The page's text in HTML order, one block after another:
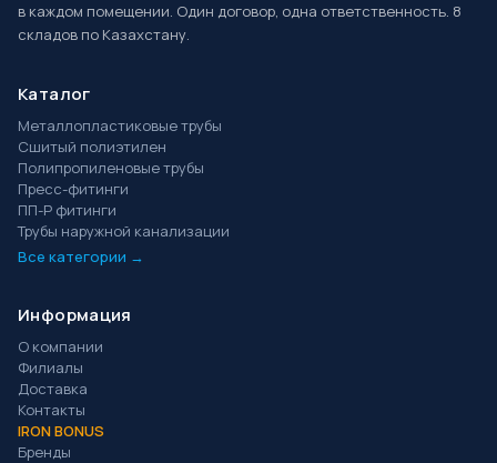
в каждом помещении. Один договор, одна ответственность. 8
складов по Казахстану.
Каталог
Металлопластиковые трубы
Сшитый полиэтилен
Полипропиленовые трубы
Пресс-фитинги
ПП-Р фитинги
Трубы наружной канализации
Все категории →
Информация
О компании
Филиалы
Доставка
Контакты
IRON BONUS
Бренды